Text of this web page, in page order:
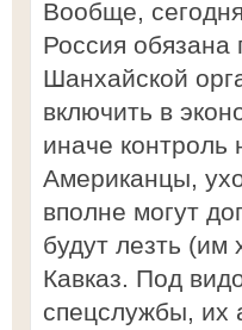
Вообще,
Россия обязана
Шанхайской
включить в
иначе контроль
Американцы,
вполне могут
будут лезть
Кавказ. Под
спецслужбы, их